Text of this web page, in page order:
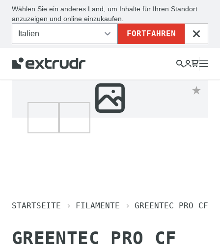
Wählen Sie ein anderes Land, um Inhalte für Ihren Standort
anzuzeigen und online einzukaufen.
FORTFAHREN
STARTSEITE FILAMENTE GREENTEC PRO CF
GREENTEC PRO CF